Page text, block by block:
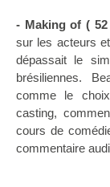
- Making of (
sur les acteurs
dépassait le
brésiliennes.
comme le
casting,
cours de
commentaire